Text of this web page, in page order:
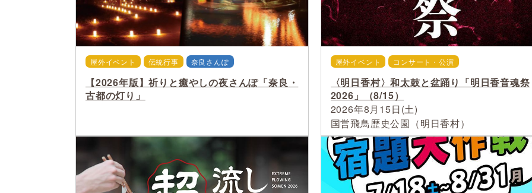
屋外イベント 伝統行事 奈良さんぽ
【2026年版】祈りと癒やしの夜さんぽ「奈良・
古都の灯り」
屋外イベント コンサート・公演
〈明日香村〉和太鼓と盆踊り「明日香音魂祭
2026」（8/15）
2026年8月15日(土)
国営飛鳥歴史公園（明日香村）